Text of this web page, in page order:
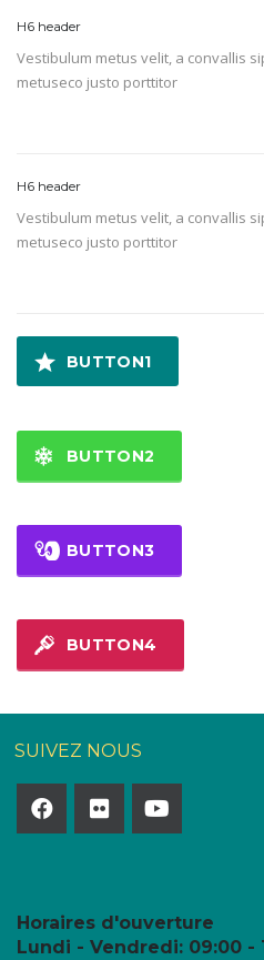
H6 header
Vestibulum metus velit, a convallis
metuseco justo porttitor
H6 header
Vestibulum metus velit, a convallis
metuseco justo porttitor
BUTTON1
BUTTON2
BUTTON3
BUTTON4
SUIVEZ NOUS
Horaires d'ouverture
Lundi - Vendredi: 09:00 -